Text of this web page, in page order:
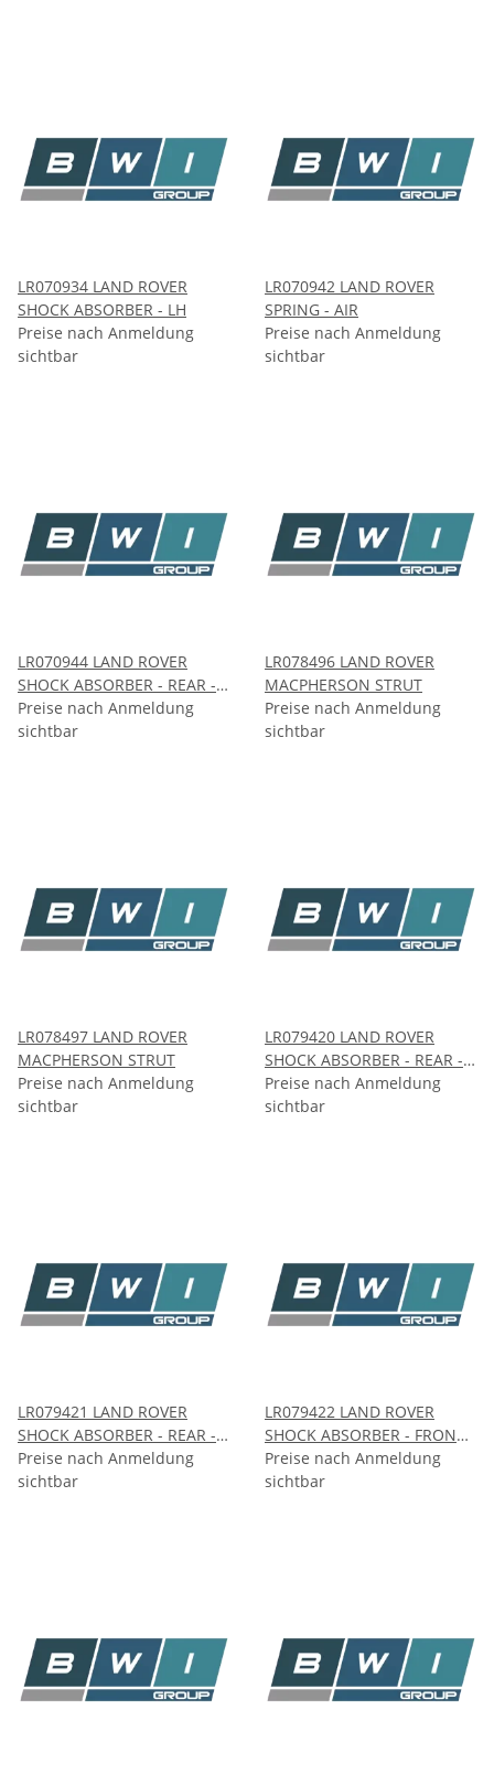
LR070934 LAND ROVER
SHOCK ABSORBER - LH
Preise nach Anmeldung
sichtbar
LR070942 LAND ROVER
SPRING - AIR
Preise nach Anmeldung
sichtbar
LR070944 LAND ROVER
SHOCK ABSORBER - REAR -
RH
Preise nach Anmeldung
sichtbar
LR078496 LAND ROVER
MACPHERSON STRUT
Preise nach Anmeldung
sichtbar
LR078497 LAND ROVER
MACPHERSON STRUT
Preise nach Anmeldung
sichtbar
LR079420 LAND ROVER
SHOCK ABSORBER - REAR -
LH
Preise nach Anmeldung
sichtbar
LR079421 LAND ROVER
SHOCK ABSORBER - REAR -
RH
Preise nach Anmeldung
sichtbar
LR079422 LAND ROVER
SHOCK ABSORBER - FRONT -
RH
Preise nach Anmeldung
sichtbar